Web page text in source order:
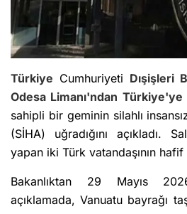
Türkiye Cumhuriyeti Dışişleri
Odesa Limanı'ndan Türkiye'ye
sahipli bir geminin silahlı
(SİHA) uğradığını açıkladı.
yapan iki Türk vatandaşının
Bakanlıktan 29 Mayıs
açıklamada, Vanuatu bayrağı